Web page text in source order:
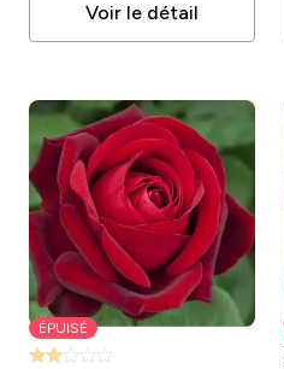
Voir le détail
ÉPUISÉ